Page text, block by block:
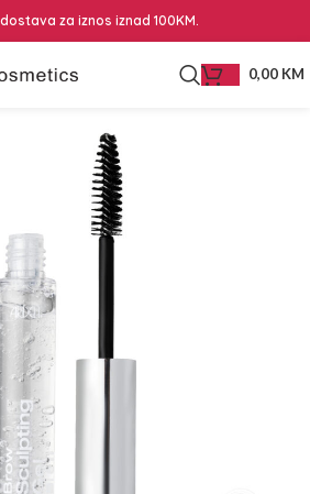
za iznos iznad 100KM.
0,00 KM